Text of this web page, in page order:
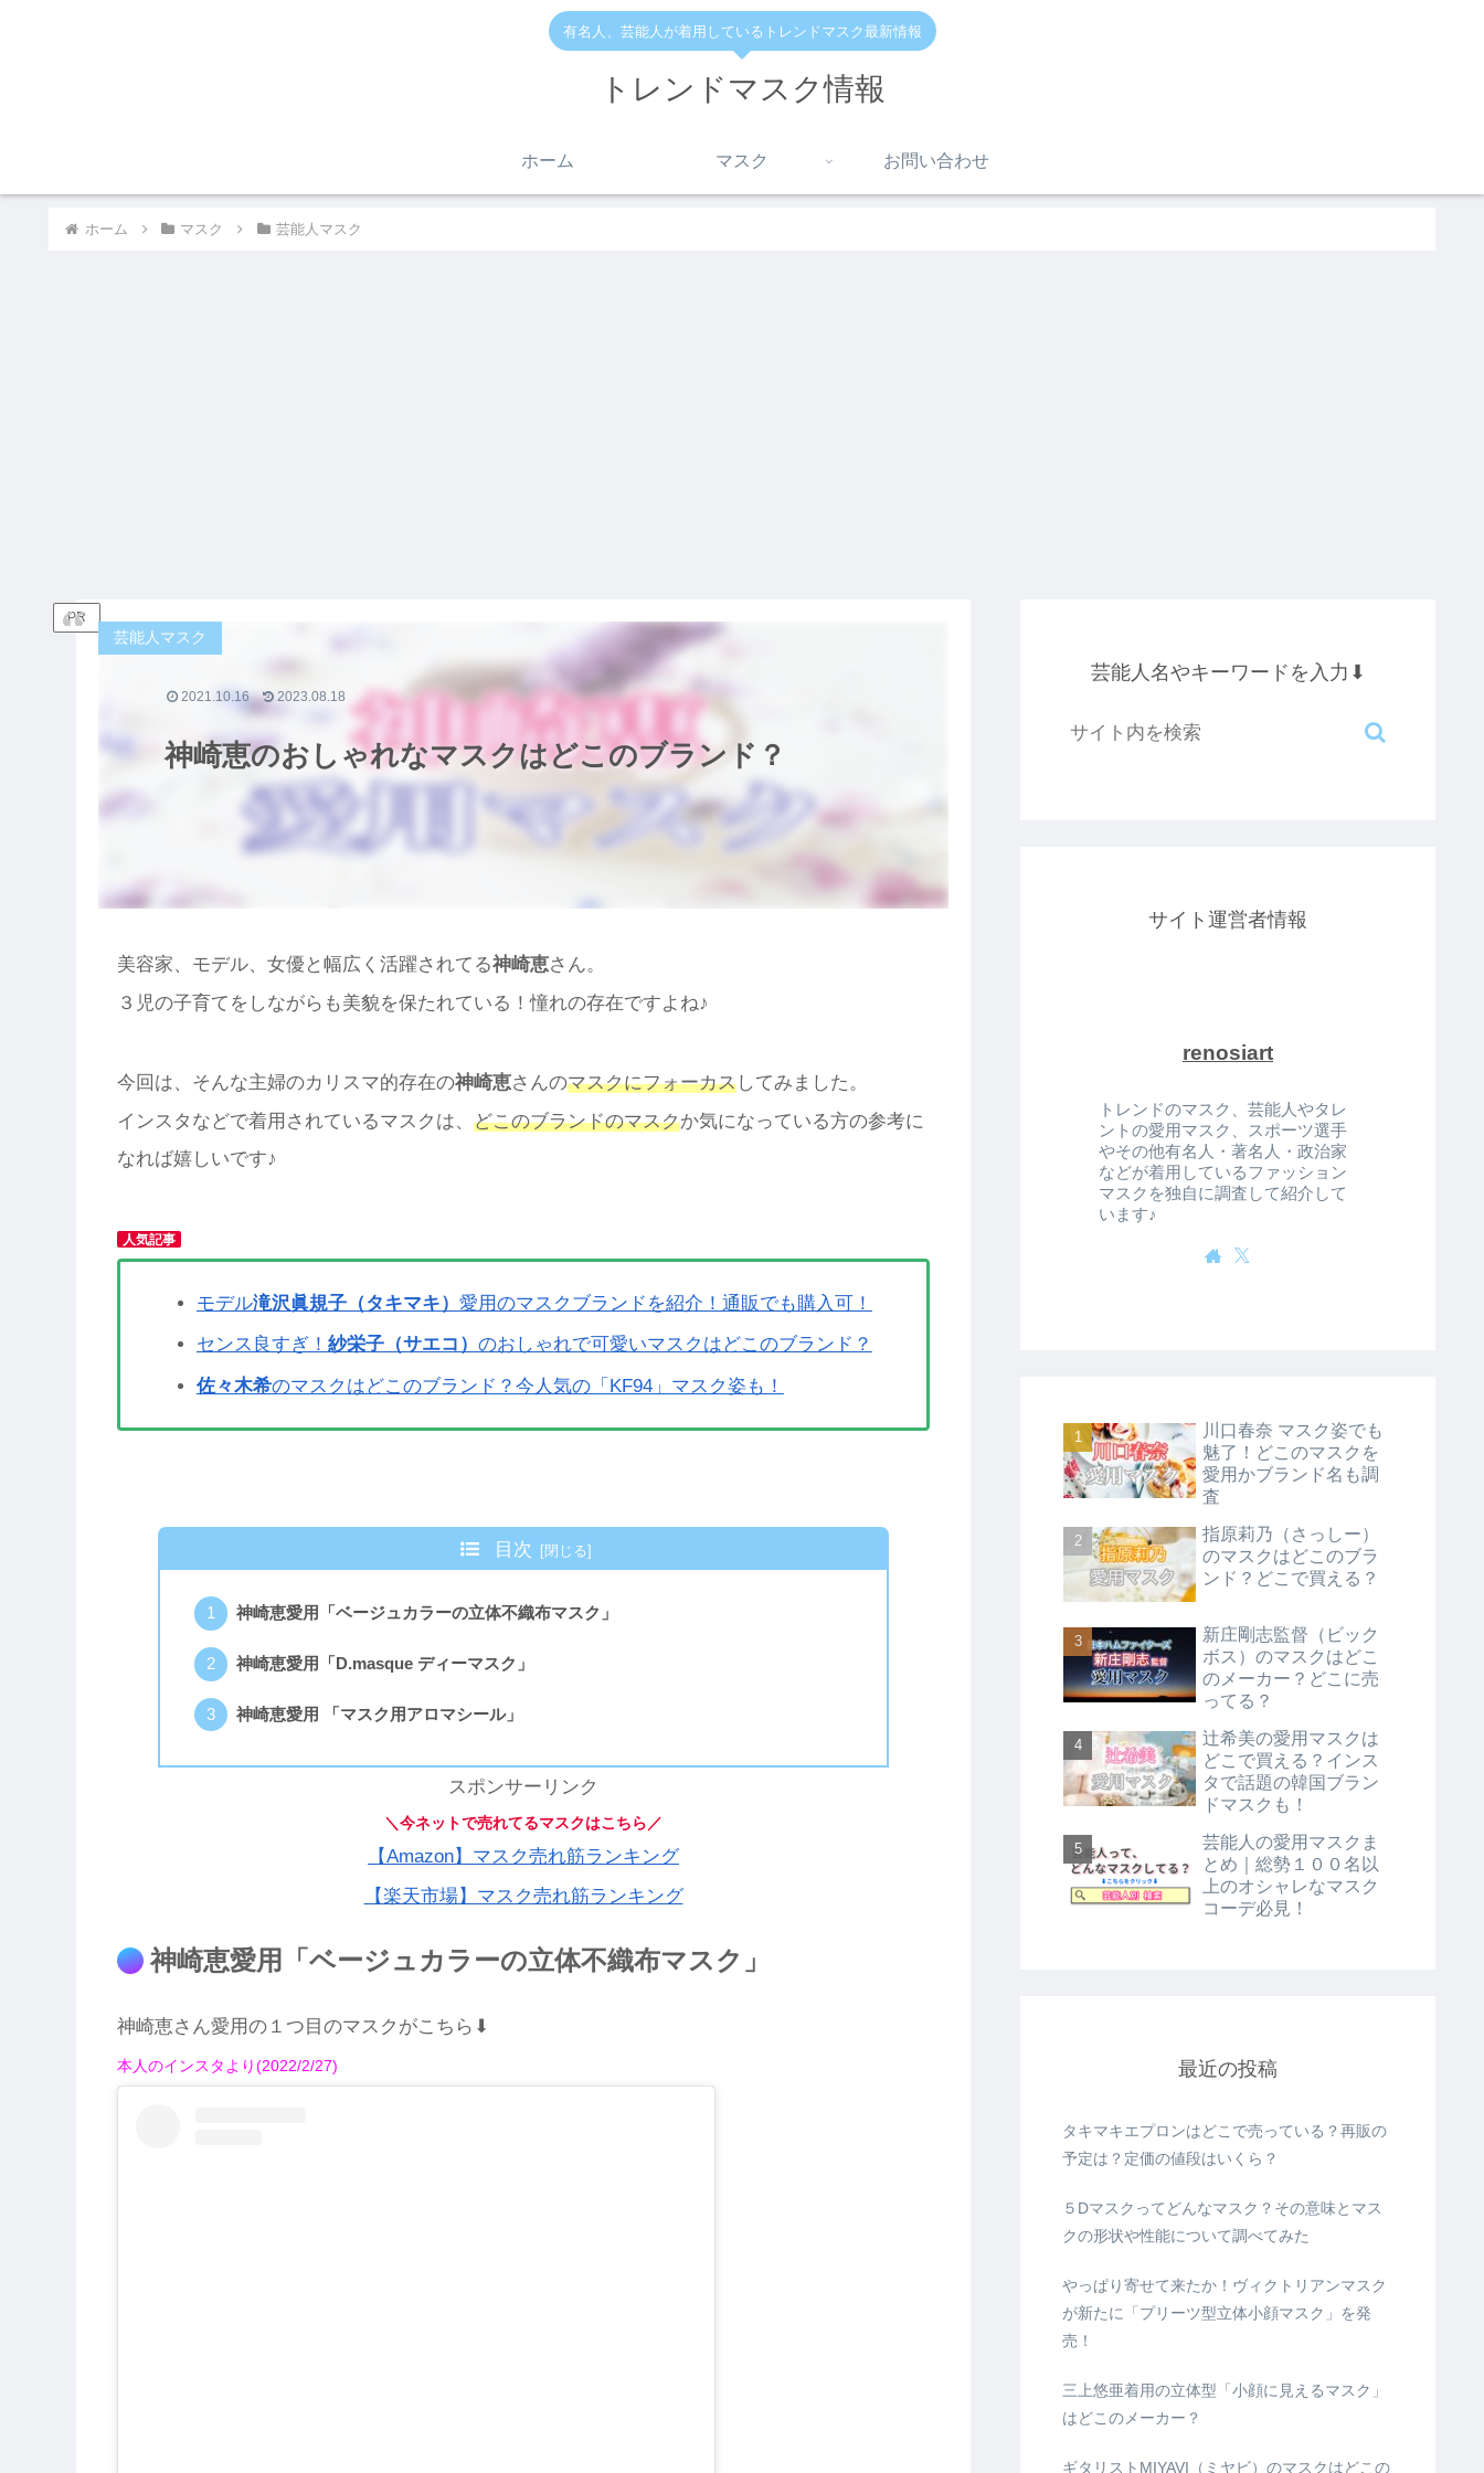
有名人、芸能人が着用しているトレンドマスク最新情報
トレンドマスク情報
ホーム マスク お問い合わせ
ホーム マスク 芸能人マスク
PR
神崎恵のおしゃれなマスクはどこのブランド？
芸能人マスク
2021.10.16 2023.08.18
美容家、モデル、女優と幅広く活躍されてる神崎恵さん。
３児の子育てをしながらも美貌を保たれている！憧れの存在ですよね♪
今回は、そんな主婦のカリスマ的存在の神崎恵さんのマスクにフォーカスしてみました。
インスタなどで着用されているマスクは、 どこのブランドのマスクか気になっている方の参考に
なれば嬉しいです♪
人気記事
モデル滝沢眞規子（タキマキ） 愛用のマスクブランドを紹介！通販でも購入可！
センス良すぎ！ 紗栄子（サエコ） のおしゃれで可愛いマスクはどこのブランド？
佐々木希のマスクはどこのブランド？今人気の「KF94」マスク姿も！
目次
神崎恵愛用「ベージュカラーの立体不織布マスク」
神崎恵愛用「D.masque ディーマスク」
神崎恵愛用 「マスク用アロマシール」
スポンサーリンク
＼今ネットで売れてるマスクはこちら／
【Amazon】マスク売れ筋ランキング
【楽天市場】マスク売れ筋ランキング
神崎恵愛用「ベージュカラーの立体不織布マスク」
神崎恵さん愛用の１つ目のマスクがこちら⬇︎
本人のインスタより(2022/2/27)
芸能人名やキーワードを入力⬇︎
サイト運営者情報
renosiart
トレンドのマスク、芸能人やタレ
ントの愛用マスク、スポーツ選手
やその他有名人・著名人・政治家
などが着用しているファッション
マスクを独自に調査して紹介して
います♪
川口春奈 マスク姿でも
魅了！どこのマスクを
愛用かブランド名も調
査
指原莉乃（さっしー）
のマスクはどこのブラ
ンド？どこで買える？
新庄剛志監督（ビック
ボス）のマスクはどこ
のメーカー？どこに売
ってる？
辻希美の愛用マスクは
どこで買える？インス
タで話題の韓国ブラン
ドマスクも！
芸能人の愛用マスクま
とめ｜総勢１００名以
上のオシャレなマスク
コーデ必見！
最近の投稿
タキマキエプロンはどこで売っている？再販の
予定は？定価の値段はいくら？
５Dマスクってどんなマスク？その意味とマス
クの形状や性能について調べてみた
やっぱり寄せて来たか！ヴィクトリアンマスク
が新たに「プリーツ型立体小顔マスク」を発
売！
三上悠亜着用の立体型「小顔に見えるマスク」
はどこのメーカー？
ギタリストMIYAVI（ミヤビ）のマスクはどこの